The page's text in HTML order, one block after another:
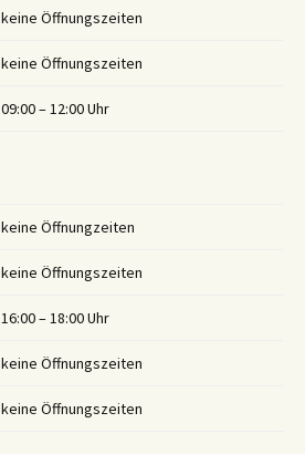
keine Öffnungszeiten
keine Öffnungszeiten
09:00 – 12:00 Uhr
keine Öffnungzeiten
keine Öffnungszeiten
16:00 – 18:00 Uhr
keine Öffnungszeiten
keine Öffnungszeiten